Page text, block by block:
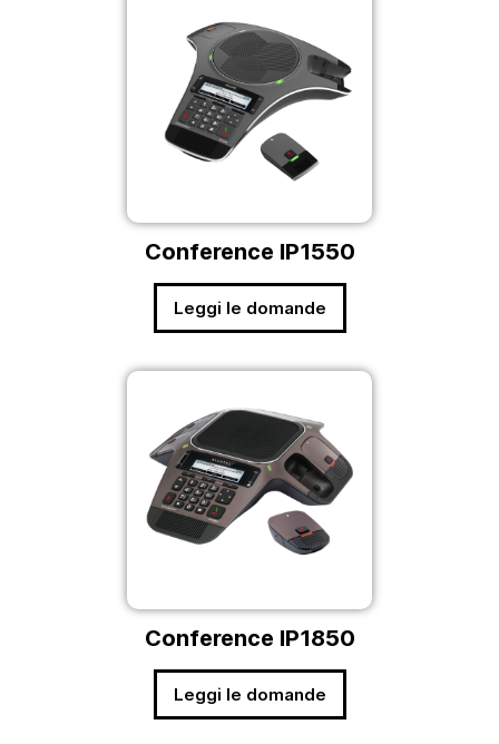
Conference IP1550
Leggi le domande
Conference IP1850
Leggi le domande